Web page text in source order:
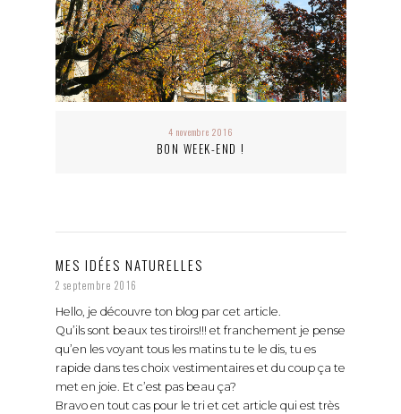
4 novembre 2016
BON WEEK-END !
MES IDÉES NATURELLES
2 septembre 2016
Hello, je découvre ton blog par cet article.
Qu’ils sont beaux tes tiroirs!!! et franchement je pense
qu’en les voyant tous les matins tu te le dis, tu es
rapide dans tes choix vestimentaires et du coup ça te
met en joie. Et c’est pas beau ça?
Bravo en tout cas pour le tri et cet article qui est très